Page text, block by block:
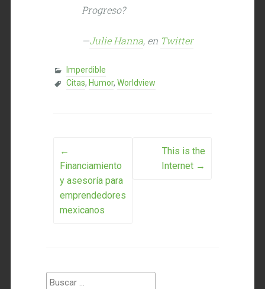
Progreso?
—Julie Hanna, en Twitter
Imperdible
Citas, Humor,Worldview
Post navigation
←
Financiamiento
y asesoría para
emprendedores
mexicanos
This is the
Internet →
Buscar: